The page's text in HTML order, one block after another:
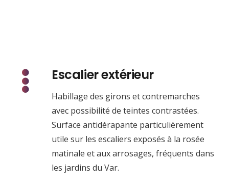
Escalier extérieur
Habillage des girons et contremarches
avec possibilité de teintes contrastées.
Surface antidérapante particulièrement
utile sur les escaliers exposés à la rosée
matinale et aux arrosages, fréquents dans
les jardins du Var.